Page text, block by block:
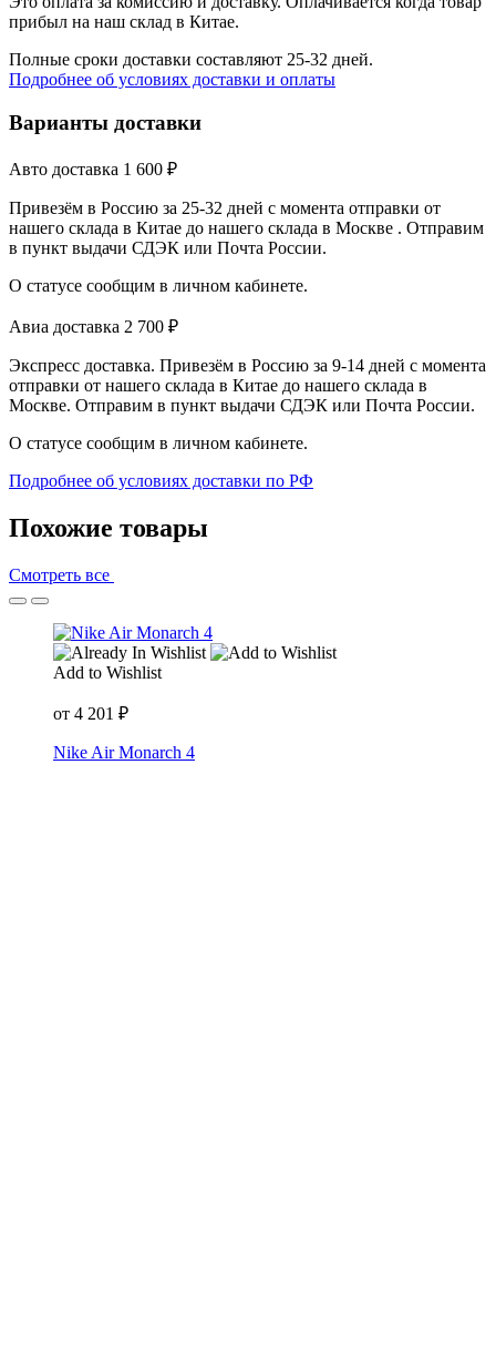
прибыл на наш склад в Китае.
Полные сроки доставки составляют 25-32 дней.
Подробнее об условиях доставки и оплаты
Варианты доставки
Авто доставка 1 600 ₽
Привезём в Россию за 25-32 дней с момента отправки от
нашего склада в Китае до нашего склада в Москве . Отправим
в пункт выдачи СДЭК или Почта России.
О статусе сообщим в личном кабинете.
Авиа доставка 2 700 ₽
Экспресс доставка. Привезём в Россию за 9-14 дней с момента
отправки от нашего склада в Китае до нашего склада в
Москве. Отправим в пункт выдачи СДЭК или Почта России.
О статусе сообщим в личном кабинете.
Подробнее об условиях доставки по РФ
Похожие товары
Смотреть все
Add to Wishlist
от 4 201 ₽
Nike Air Monarch 4